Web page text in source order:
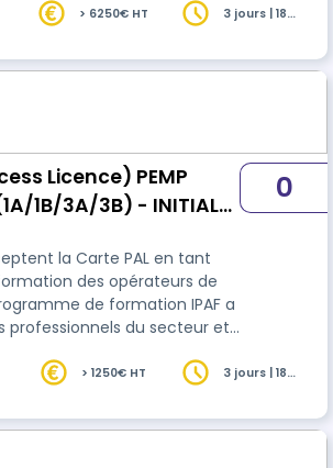
ISO 18878 Plates-formes
La formation PAL
PEMP permet aux
> 6250€ HT
3 jours | 18
Licence) PEMP
1B/3A/3B) - INITIALE-
la Carte PAL en tant
des opérateurs de
de formation IPAF a
professionnels du secteur et
ISO 18878 Plates-formes
La formation PAL
PEMP permet aux
0
> 1250€ HT
3 jours | 18